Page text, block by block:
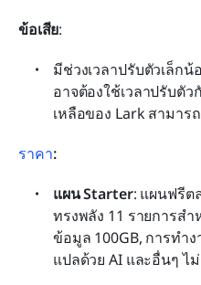
ข้อเสีย:
มีช่วงเวลาปรับตัวเล็ก
อาจต้องใช้เวลาปรับตั
เหลือของ Lark สามา
ราคา:
แผน Starter: แผนฟรีต
ทรงพลัง 11 รายการส
ข้อมูล 100GB, การทำ
แปลด้วย AI และอื่นๆ ไ